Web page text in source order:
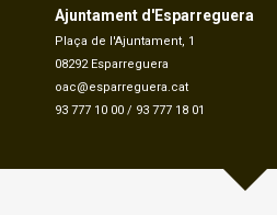
Ajuntament d'Esparreguera
Plaça de l'Ajuntament, 1
08292 Esparreguera
oac@esparreguera.cat
93 777 10 00 / 93 777 18 01